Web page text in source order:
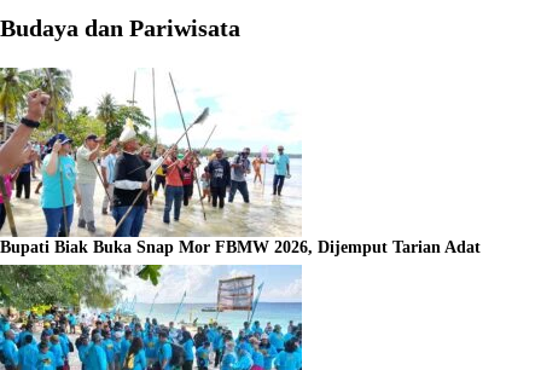
Budaya dan Pariwisata
Bupati Biak Buka Snap Mor FBMW 2026, Dijemput Tarian Adat